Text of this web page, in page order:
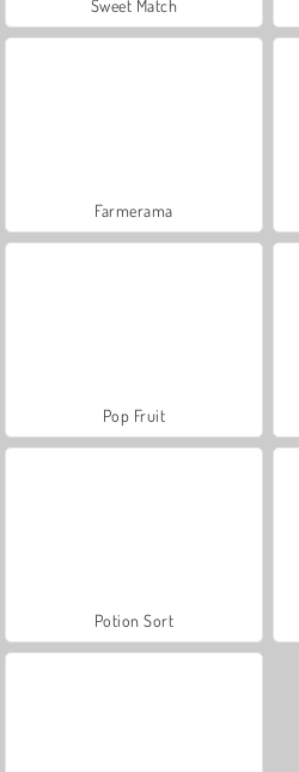
Sweet Match
Farmerama
Pop Fruit
Potion Sort